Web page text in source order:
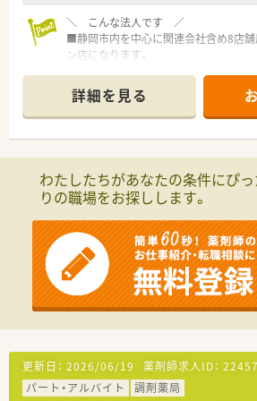
＼ こんな法人です ／
■静岡市内を中心に関連会社含め8店
ン店になります。
調剤チェーンです。
■創業10年に満たない会社の為、まだ
レンジできる環境です。
■週休3日正社員制度を採り入れ、従業
■週休3日制、年間休日156日！ご入社後
能です。
■透析クリニック門前の為、定期的に患
■専門的な知識が身に着く薬局です。
詳細を見る
わたしたちがあなたの条件にぴ
りの職場をお探しします。
更新日： 2026/06/19 薬剤師求人ID： 22457
パート・アルバイト
調剤薬局